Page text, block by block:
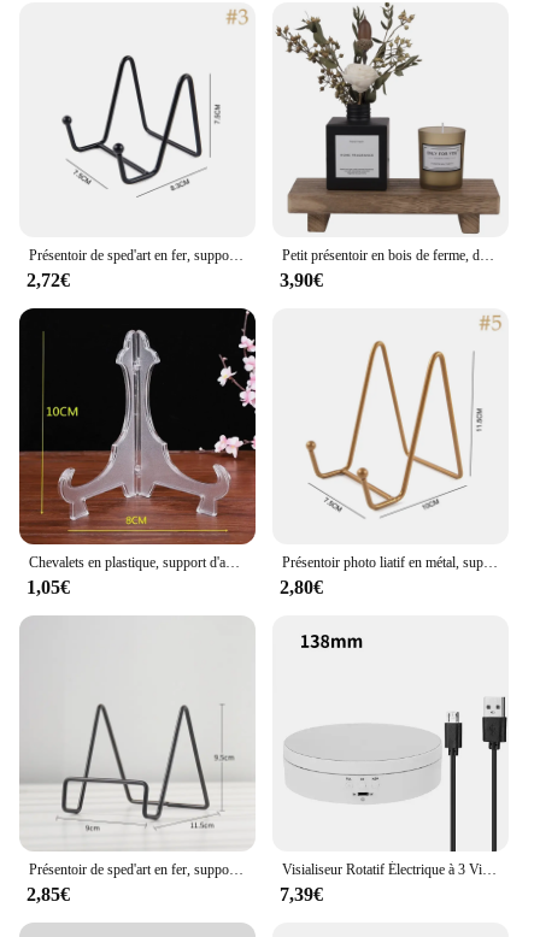
various workout scenarios, from home gyms to
professional fitness centers. The ease of use and
compatibility with a variety of exercises make them
a valuable asset for anyone looking to enhance their
fitness routine. The marche pied Pédales are not just
equipment; they are a tool that can help you achieve
your fitness goals with confidence and stability.
Présentoir de sped'art en fer, support de rangement sur piédestal, assiette T1, bol, cadre photo, livre photo, ornements
2,72€
Petit présentoir en bois de ferme, décoration d'intérieur, piédestal de Regina, porte-vaisselle de cuisine, comptoir de vanité, évier
3,90€
Chevalets en plastique, support d'assiette, cadre Photo de mariage, présentoir de plat, support de piédestal, décoration de la maison
1,05€
Présentoir photo liatif en métal, support de plaque, cadre de gestion d'affichage, plaque décorative, arts de la salle de bains, 1PC
2,80€
Présentoir de sped'art en fer, support de rangement sur piédestal, assiette T1, bol, cadre photo, livre photo, ornements
2,85€
Visialiseur Rotatif Électrique à 3 Vitesses, Régulation Colorable à 360 °, Charge USB, Présentoir pour Prise de Vue Vidéo, Accessoire, Bijoux, Chaussures
7,39€